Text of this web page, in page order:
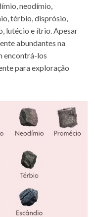
neodímio,
térbio, disprósio,
lutécio e ítrio. Apesar
abundantes na
encontrá-los
para exploração